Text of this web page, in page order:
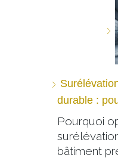
durable :
Pourquoi
bâtiment